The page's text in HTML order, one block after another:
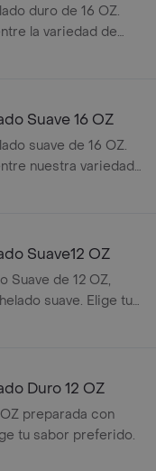
duro de 16 OZ.
la variedad de
Suave 16 OZ
suave de 16 OZ.
nuestra variedad
Suave12 OZ
Suave de 12 OZ,
suave. Elige tu
Duro 12 OZ
preparada con
tu sabor preferido.